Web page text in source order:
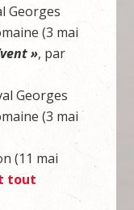
Georges
(3 mai
», par
Georges
(3 mai
(11 mai
tout